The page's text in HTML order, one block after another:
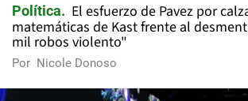
Política
El esfuerzo de Pavez por
matemáticas de Kast frente al
mil robos violento"
Por Nicole Donoso